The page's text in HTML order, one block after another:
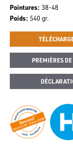
Pointures 38-48
Poids 540 gr.
PREMIÈRES